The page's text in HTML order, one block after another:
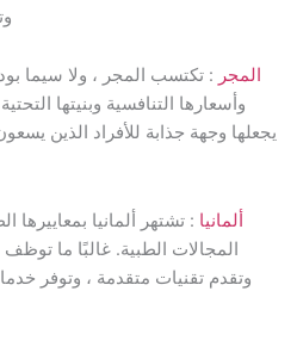
المجر : تكتسب المجر ، ولا سيما
وأسعارها التنافسية وبنيتها
يجعلها وجهة جذابة للأفراد الذين
ألمانيا : تشتهر ألمانيا بمعاييرها
المجالات الطبية. غالبًا ما توظف
وتقدم تقنيات متقدمة ، وتوفر